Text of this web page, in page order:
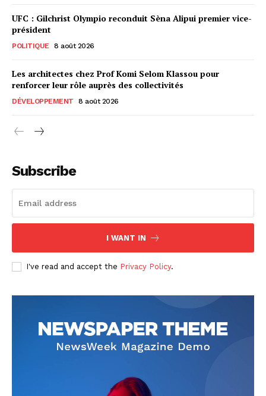
UFC : Gilchrist Olympio reconduit Sèna Alipui premier vice-
président
POLITIQUE 8 août 2026
Les architectes chez Prof Komi Selom Klassou pour
renforcer leur rôle auprès des collectivités
DÉVELOPPEMENT 8 août 2026
Subscribe
I WANT IN
I've read and accept the Privacy Policy.